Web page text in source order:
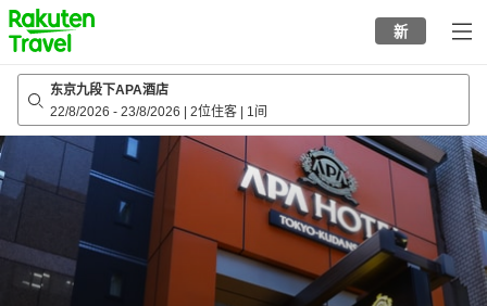
to
top
page
新
东京九段下APA酒店
22/8/2026 - 23/8/2026 2位住客 1间